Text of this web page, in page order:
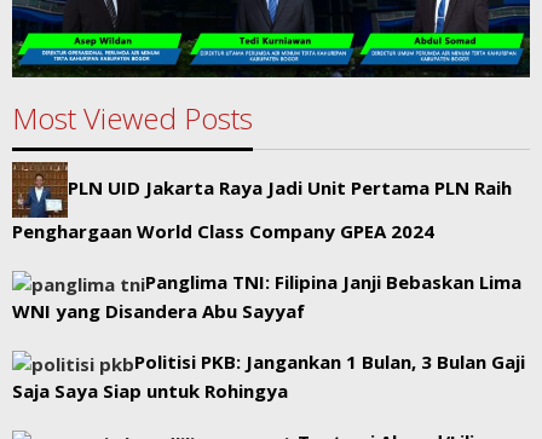
Most Viewed Posts
PLN UID Jakarta Raya Jadi Unit Pertama PLN Raih
Penghargaan World Class Company GPEA 2024
Panglima TNI: Filipina Janji Bebaskan Lima
WNI yang Disandera Abu Sayyaf
Politisi PKB: Jangankan 1 Bulan, 3 Bulan Gaji
Saja Saya Siap untuk Rohingya